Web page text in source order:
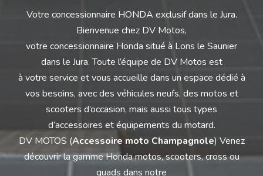
Votre concessionnaire HONDA exclusif dans le Jura.
Bienvenue chez DV Motos,
votre concessionnaire Honda situé à Lons le Saunier
dans le Jura. Toute l’équipe de DV Motos est
à votre service et vous accueille dans un espace dédié à
vos besoins, avec des véhicules neufs, des motos et
scooters d’occasion, mais aussi tous types
d’accessoires et équipements du motard.
DV MOTOS (Accessoire moto Champagnole) Venez
découvrir la gamme Honda motos, scooters, cross ou
quads dans notre